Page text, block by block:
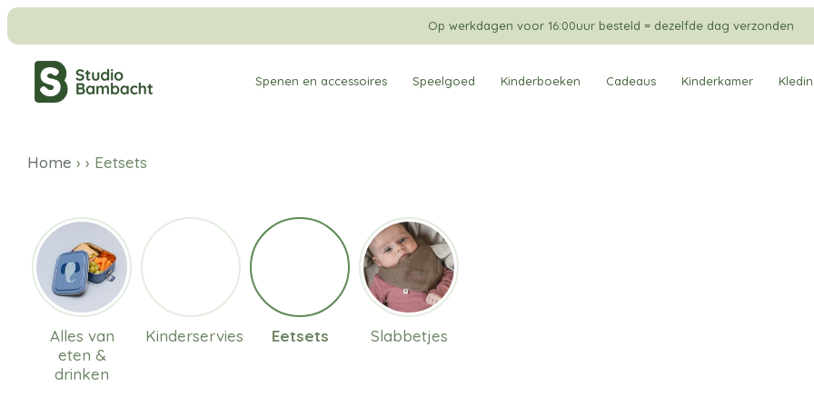
Meteen
naar
content
Op werkdagen voor 16:00uur besteld = dezelfde dag verzonden
Spenen en accessoires Speelgoed Kinderboeken Cadeaus Kinderkamer
Home › › Eetsets
Alles van
eten &
drinken
Kinderservies Eetsets Slabbetjes